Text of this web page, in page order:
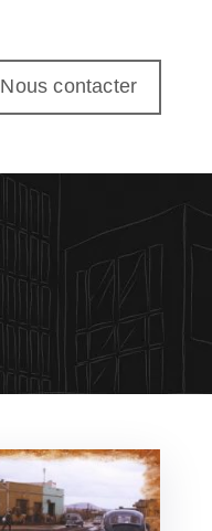
Nous contacter